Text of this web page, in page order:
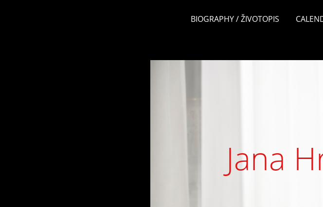
BIOGRAPHY / ŽIVOTOPIS
Jana